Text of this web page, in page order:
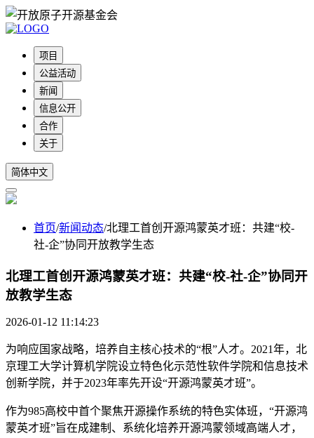
项目
公益活动
新闻
信息公开
合作
关于
简体中文
首页/新闻动态/北理工首创开源鸿蒙英才班：共建“校-
社-企”协同开放教学生态
北理工首创开源鸿蒙英才班：共建“校-社-企”协同开
放教学生态
2026-01-12 11:14:23
为响应国家战略，培养自主核心技术的“根”人才。2021年，北
京理工大学计算机学院设立特色化示范性软件学院和信息技术
创新学院，并于2023年率先开设“开源鸿蒙英才班”。
作为985高校中首个聚焦开源操作系统的特色实体班，“开源鸿
蒙英才班”旨在成建制、系统化培养开源鸿蒙领域高端人才，